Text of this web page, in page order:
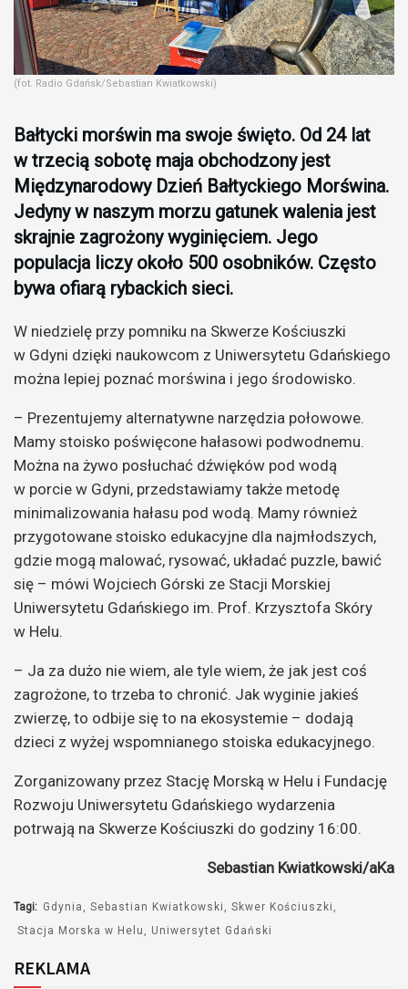
(fot. Radio Gdańsk/Sebastian Kwiatkowski)
Bałtycki morświn ma swoje święto. Od 24 lat
w trzecią sobotę maja obchodzony jest
Międzynarodowy Dzień Bałtyckiego Morświna.
Jedyny w naszym morzu gatunek walenia jest
skrajnie zagrożony wyginięciem. Jego
populacja liczy około 500 osobników. Często
bywa ofiarą rybackich sieci.
W niedzielę przy pomniku na Skwerze Kościuszki
w Gdyni dzięki naukowcom z Uniwersytetu Gdańskiego
można lepiej poznać morświna i jego środowisko.
– Prezentujemy alternatywne narzędzia połowowe.
Mamy stoisko poświęcone hałasowi podwodnemu.
Można na żywo posłuchać dźwięków pod wodą
w porcie w Gdyni, przedstawiamy także metodę
minimalizowania hałasu pod wodą. Mamy również
przygotowane stoisko edukacyjne dla najmłodszych,
gdzie mogą malować, rysować, układać puzzle, bawić
się – mówi Wojciech Górski ze Stacji Morskiej
Uniwersytetu Gdańskiego im. Prof. Krzysztofa Skóry
w Helu.
– Ja za dużo nie wiem, ale tyle wiem, że jak jest coś
zagrożone, to trzeba to chronić. Jak wyginie jakieś
zwierzę, to odbije się to na ekosystemie – dodają
dzieci z wyżej wspomnianego stoiska edukacyjnego.
Zorganizowany przez Stację Morską w Helu i Fundację
Rozwoju Uniwersytetu Gdańskiego wydarzenia
potrwają na Skwerze Kościuszki do godziny 16:00.
Sebastian Kwiatkowski/aKa
Tagi: Gdynia Sebastian Kwiatkowski
Skwer Kościuszki
Stacja Morska w Helu
Uniwersytet Gdański
REKLAMA